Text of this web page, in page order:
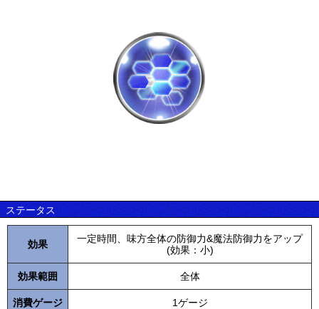
ステータス
効果
一定時間、味方全体の防御力&魔法防御力をアップ
(効果：小)
効果範囲 全体
消費ゲージ 1ゲージ